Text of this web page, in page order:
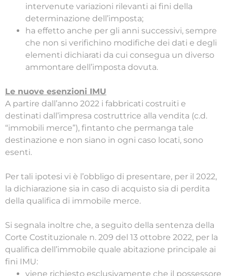
intervenute variazioni rilevanti ai fini della
determinazione dell’imposta;
ha effetto anche per gli anni successivi, sempre
che non si verifichino modifiche dei dati e degli
elementi dichiarati da cui consegua un diverso
ammontare dell’imposta dovuta.
Le nuove esenzioni IMU
A partire dall’anno 2022 i fabbricati costruiti e
destinati dall’impresa costruttrice alla vendita (c.d.
“immobili merce”), fintanto che permanga tale
destinazione e non siano in ogni caso locati, sono
esenti.
Per tali ipotesi vi è l’obbligo di presentare, per il 2022,
la dichiarazione sia in caso di acquisto sia di perdita
della qualifica di immobile merce.
Si segnala inoltre che, a seguito della sentenza della
Corte Costituzionale n. 209 del 13 ottobre 2022, per la
qualifica dell’immobile quale abitazione principale ai
fini IMU:
viene richiesto esclusivamente che il possessore